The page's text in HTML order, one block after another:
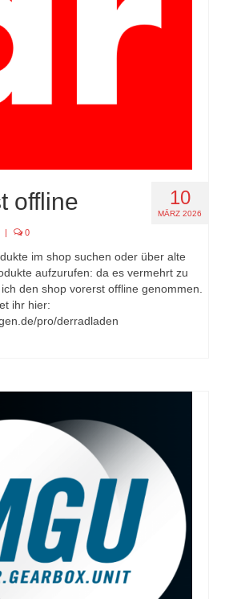
10
MÄRZ 2026
offline
0
im shop suchen oder über alte
aufzurufen: da es vermehrt zu
den shop vorerst offline genommen.
ihr hier:
pro/derradladen